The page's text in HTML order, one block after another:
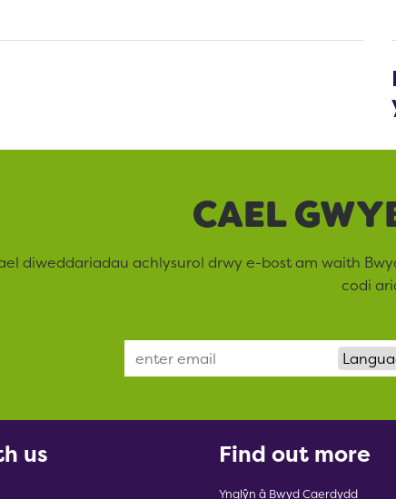
CAEL
diweddariadau achlysurol drwy e-bost am waith
codi
Email Address Language
us Find out more
Ynglŷn â Bwyd Caerdydd